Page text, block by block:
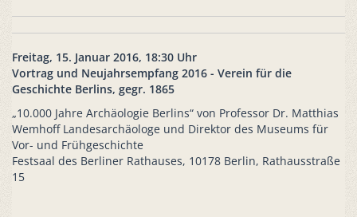
Freitag, 15. Januar 2016, 18:30 Uhr
Vortrag und Neujahrsempfang 2016 - Verein für die
Geschichte Berlins, gegr. 1865
„10.000 Jahre Archäologie Berlins“ von Professor Dr. Matthias
Wemhoff Landesarchäologe und Direktor des Museums für
Vor- und Frühgeschichte
Festsaal des Berliner Rathauses, 10178 Berlin, Rathausstraße
15